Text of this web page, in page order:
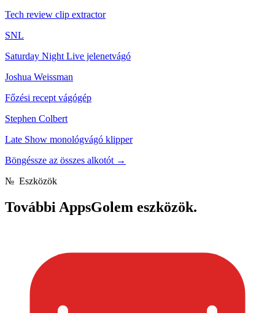
Tech review clip extractor
SNL
Saturday Night Live jelenetvágó
Joshua Weissman
Főzési recept vágógép
Stephen Colbert
Late Show monológvágó klipper
Böngéssze az összes alkotót →
№ Eszközök
TovábbiAppsGolem eszközök.